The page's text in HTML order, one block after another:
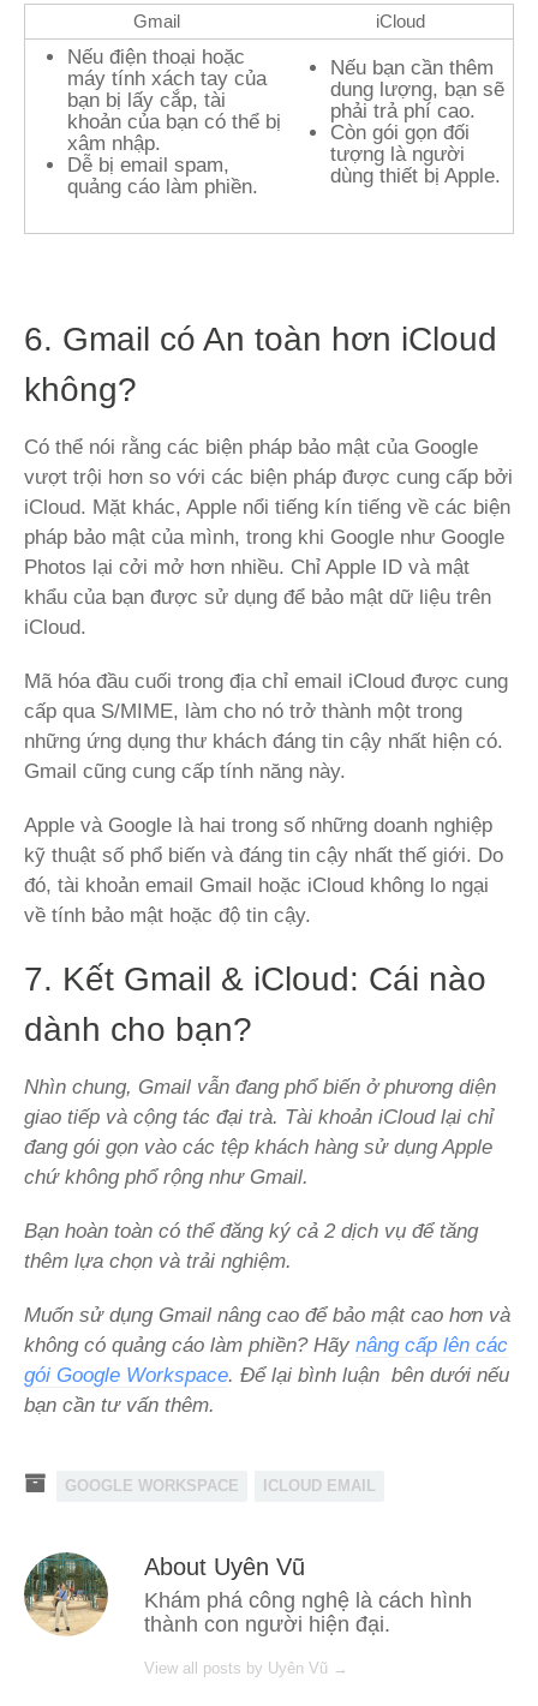
Gmail iCloud
Nếu điện thoại hoặc
máy tính xách tay của
bạn bị lấy cắp, tài
khoản của bạn có thể bị
xâm nhập.
Dễ bị email spam,
quảng cáo làm phiền.
Nếu bạn cần thêm
dung lượng, bạn sẽ
phải trả phí cao.
Còn gói gọn đối
tượng là người
dùng thiết bị Apple.
6. Gmail có An toàn hơn iCloud
không?
Có thể nói rằng các biện pháp bảo mật của Google
vượt trội hơn so với các biện pháp được cung cấp bởi
iCloud. Mặt khác, Apple nổi tiếng kín tiếng về các biện
pháp bảo mật của mình, trong khi Google như Google
Photos lại cởi mở hơn nhiều. Chỉ Apple ID và mật
khẩu của bạn được sử dụng để bảo mật dữ liệu trên
iCloud.
Mã hóa đầu cuối trong địa chỉ email iCloud được cung
cấp qua S/MIME, làm cho nó trở thành một trong
những ứng dụng thư khách đáng tin cậy nhất hiện có.
Gmail cũng cung cấp tính năng này.
Apple và Google là hai trong số những doanh nghiệp
kỹ thuật số phổ biến và đáng tin cậy nhất thế giới. Do
đó, tài khoản email Gmail hoặc iCloud không lo ngại
về tính bảo mật hoặc độ tin cậy.
7. Kết Gmail & iCloud: Cái nào
dành cho bạn?
Nhìn chung, Gmail vẫn đang phổ biến ở phương diện
giao tiếp và cộng tác đại trà. Tài khoản iCloud lại chỉ
đang gói gọn vào các tệp khách hàng sử dụng Apple
chứ không phổ rộng như Gmail.
Bạn hoàn toàn có thể đăng ký cả 2 dịch vụ để tăng
thêm lựa chọn và trải nghiệm.
Muốn sử dụng Gmail nâng cao để bảo mật cao hơn và
không có quảng cáo làm phiền? Hãy nâng cấp lên các
gói Google Workspace. Để lại bình luận bên dưới nếu
bạn cần tư vấn thêm.
GOOGLE WORKSPACE ICLOUD EMAIL
About Uyên Vũ
Khám phá công nghệ là cách hình
thành con người hiện đại.
View all posts by Uyên Vũ →